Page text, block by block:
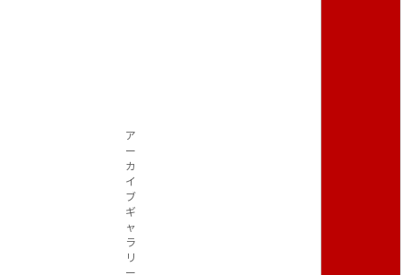
ア
ー
カ
イ
ブ
ギ
ャ
ラ
リ
ー